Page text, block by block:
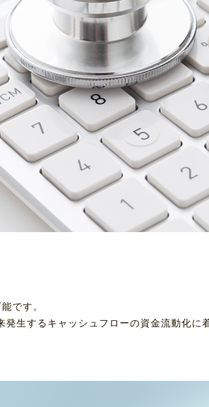
です。
生するキャッシュフローの資金流動化に